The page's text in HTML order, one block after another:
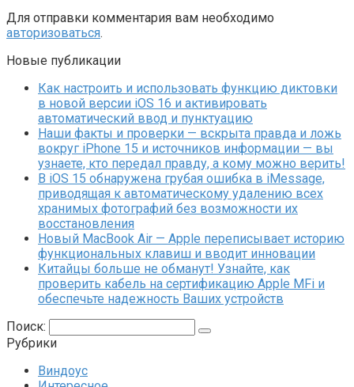
Для отправки комментария вам необходимо
авторизоваться.
Новые публикации
Как настроить и использовать функцию диктовки
в новой версии iOS 16 и активировать
автоматический ввод и пунктуацию
Наши факты и проверки — вскрыта правда и ложь
вокруг iPhone 15 и источников информации — вы
узнаете, кто передал правду, а кому можно верить!
В iOS 15 обнаружена грубая ошибка в iMessage,
приводящая к автоматическому удалению всех
хранимых фотографий без возможности их
восстановления
Новый MacBook Air — Apple переписывает историю
функциональных клавиш и вводит инновации
Китайцы больше не обманут! Узнайте, как
проверить кабель на сертификацию Apple MFi и
обеспечьте надежность Ваших устройств
Поиск:
Рубрики
Виндоус